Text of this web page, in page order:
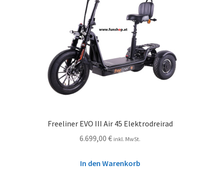
Freeliner EVO III Air 45 Elektrodreirad
6.699,00 € inkl. MwSt.
In den Warenkorb